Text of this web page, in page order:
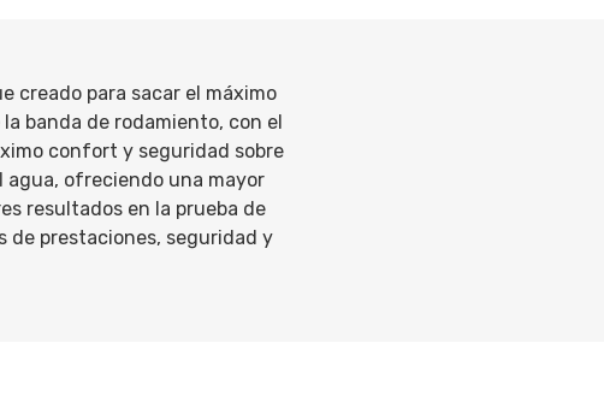
creado para sacar el máximo
banda de rodamiento, con el
confort y seguridad sobre
agua, ofreciendo una mayor
resultados en la prueba de
de prestaciones, seguridad y